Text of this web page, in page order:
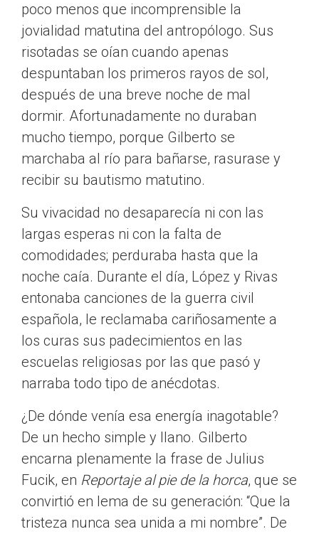
poco menos que incomprensible la
jovialidad matutina del antropólogo. Sus
risotadas se oían cuando apenas
despuntaban los primeros rayos de sol,
después de una breve noche de mal
dormir. Afortunadamente no duraban
mucho tiempo, porque Gilberto se
marchaba al río para bañarse, rasurase y
recibir su bautismo matutino.
Su vivacidad no desaparecía ni con las
largas esperas ni con la falta de
comodidades; perduraba hasta que la
noche caía. Durante el día, López y Rivas
entonaba canciones de la guerra civil
española, le reclamaba cariñosamente a
los curas sus padecimientos en las
escuelas religiosas por las que pasó y
narraba todo tipo de anécdotas.
¿De dónde venía esa energía inagotable?
De un hecho simple y llano. Gilberto
encarna plenamente la frase de Julius
Fucik, en Reportaje al pie de la horca, que se
convirtió en lema de su generación: Que la
tristeza nunca sea unida a mi nombre . De